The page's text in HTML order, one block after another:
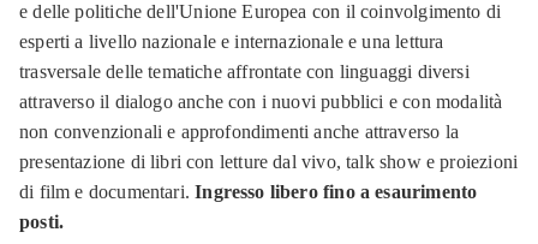
e delle politiche dell'Unione Europea con il coinvolgimento di
esperti a livello nazionale e internazionale e una lettura
trasversale delle tematiche affrontate con linguaggi diversi
attraverso il dialogo anche con i nuovi pubblici e con modalità
non convenzionali e approfondimenti anche attraverso la
presentazione di libri con letture dal vivo, talk show e proiezioni
di film e documentari.Ingresso libero fino a esaurimento
posti.